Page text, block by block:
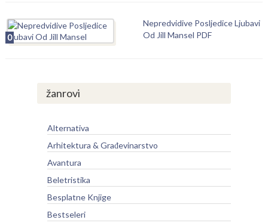
0
Nepredvidive Posljedice Ljubavi
Od Jill Mansel PDF
žanrovi
Alternativa
Arhitektura & Građevinarstvo
Avantura
Beletristika
Besplatne Knjige
Bestseleri